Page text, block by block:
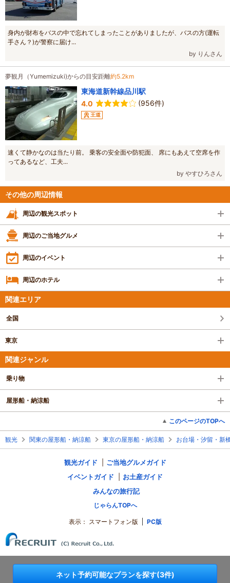
ネット予約可能なプランを探す(3件)
身内が財布をバスの中で忘れてしまったことがありましたが、バスの方(運転
手さん？)が警察に届け...
by りんさん
夢観月（Yumemizuki)からの目安距離約5.2km
東海道新幹線品川駅
4.0
(956件)
王道
速くて静かなのは当たり前。 乗客の安全面や防犯面、 席にもあえて空席を作
ってあるなど、工夫...
by やすひろさん
その他の周辺情報
周辺の観光スポット
周辺のご当地グルメ
周辺のイベント
周辺のホテル
関連エリア
全国
東京
関連ジャンル
乗り物
屋形船・納涼船
このページのTOPへ
観光 関東の屋形船・納涼船 東京の屋形船・納涼船 お台場・汐留・新
観光ガイド
ご当地グルメガイド
イベントガイド
お土産ガイド
みんなの旅行記
じゃらんTOPへ
表示： スマートフォン版 PC版